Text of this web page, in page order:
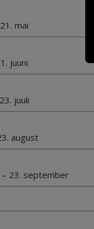
mai
juuni
juuli
august
– 23. september